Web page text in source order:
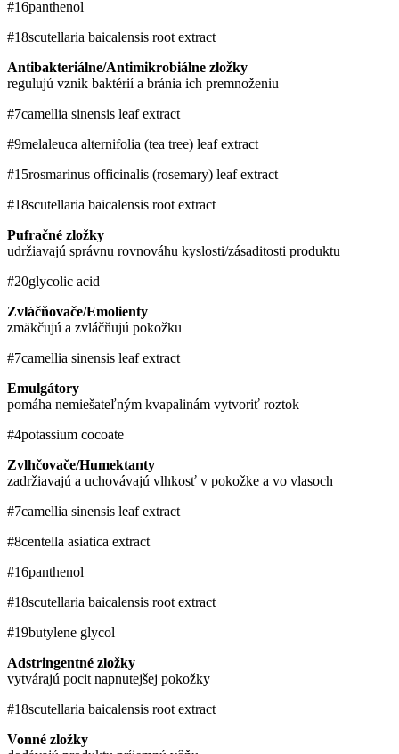
#16panthenol
#18scutellaria baicalensis root extract
Antibakteriálne/Antimikrobiálne zložky
regulujú vznik baktérií a bránia ich premnoženiu
#7camellia sinensis leaf extract
#9melaleuca alternifolia (tea tree) leaf extract
#15rosmarinus officinalis (rosemary) leaf extract
#18scutellaria baicalensis root extract
Pufračné zložky
udržiavajú správnu rovnováhu kyslosti/zásaditosti produktu
#20glycolic acid
Zvláčňovače/Emolienty
zmäkčujú a zvláčňujú pokožku
#7camellia sinensis leaf extract
Emulgátory
pomáha nemiešateľným kvapalinám vytvoriť roztok
#4potassium cocoate
Zvlhčovače/Humektanty
zadržiavajú a uchovávajú vlhkosť v pokožke a vo vlasoch
#7camellia sinensis leaf extract
#8centella asiatica extract
#16panthenol
#18scutellaria baicalensis root extract
#19butylene glycol
Adstringentné zložky
vytvárajú pocit napnutejšej pokožky
#18scutellaria baicalensis root extract
Vonné zložky